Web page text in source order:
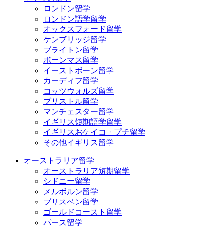
ロンドン留学
ロンドン語学留学
オックスフォード留学
ケンブリッジ留学
ブライトン留学
ボーンマス留学
イーストボーン留学
カーディフ留学
コッツウォルズ留学
ブリストル留学
マンチェスター留学
イギリス短期語学留学
イギリスおケイコ・プチ留学
その他イギリス留学
オーストラリア留学
オーストラリア短期留学
シドニー留学
メルボルン留学
ブリスベン留学
ゴールドコースト留学
パース留学